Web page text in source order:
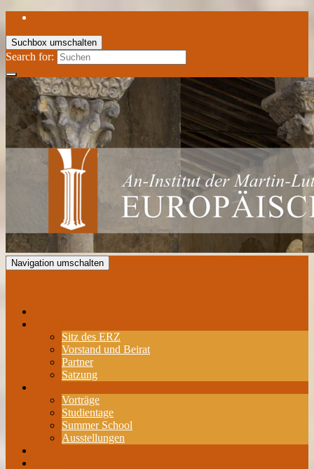
Suchbox umschalten
Search for:
Navigation umschalten
Sitz des ERZ
Vorstand und Beirat
Partner
Satzung
Vorträge
Studientage
Summer School
Ausstellungen